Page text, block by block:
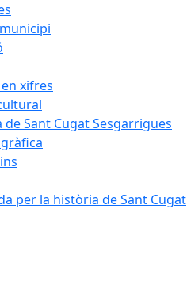
xifres
Sant Cugat Sesgarrigues
per la història de Sant Cugat